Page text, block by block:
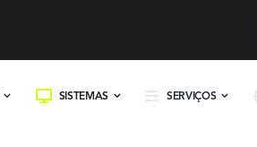
SISTEMAS SERVIÇOS